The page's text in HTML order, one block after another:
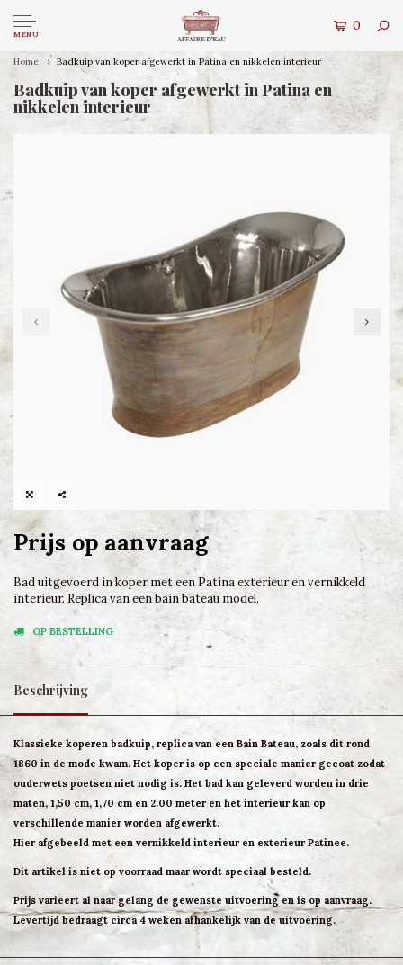
MENU
0
Home Badkuip van koper afgewerkt in Patina en nikkelen interieur
Badkuip van koper afgewerkt in Patina en
nikkelen interieur
Prijs op aanvraag
Bad uitgevoerd in koper met een Patina exterieur en vernikkeld
interieur. Replica van een bain bateau model.
OP BESTELLING
Beschrijving
Klassieke koperen badkuip, replica van een Bain Bateau, zoals dit rond
1860 in de mode kwam. Het koper is op een speciale manier gecoat zodat
ouderwets poetsen niet nodig is. Het bad kan geleverd worden in drie
maten, 1,50 cm, 1,70 cm en 2.00 meter en het interieur kan op
verschillende manier worden afgewerkt.
Hier afgebeeld met een vernikkeld interieur en exterieur Patinee.
Dit artikel is niet op voorraad maar wordt speciaal besteld.
Prijs varieert al naar gelang de gewenste uitvoering en is op aanvraag.
Levertijd bedraagt circa 4 weken afhankelijk van de uitvoering.